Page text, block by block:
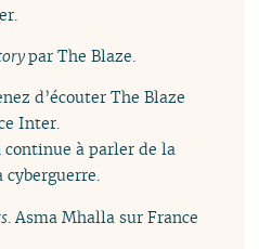
par The Blaze.
d’écouter The Blaze
Inter.
continue à parler de la
cyberguerre.
. Asma Mhalla sur France